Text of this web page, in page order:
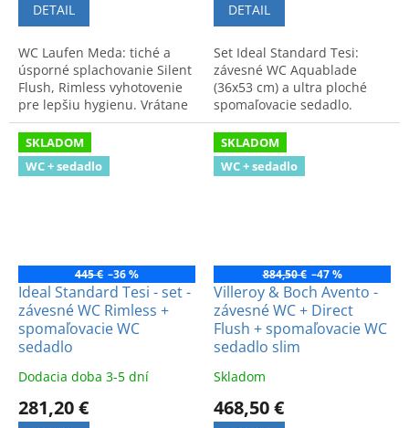
DETAIL
WC Laufen Meda: tiché a
úsporné splachovanie Silent
Flush, Rimless vyhotovenie
pre lepšiu hygienu. Vrátane
spomaľovacieho sedadla.
DETAIL
Set Ideal Standard Tesi:
závesné WC Aquablade
(36x53 cm) a ultra ploché
spomaľovacie sedadlo.
Moderný dizajn a
maximálna hygiena.
SKLADOM
WC + sedadlo
445 € –36 %
Ideal Standard Tesi - set -
závesné WC Rimless +
spomaľovacie WC
sedadlo
Dodacia doba 3-5 dní
281,20 €
SKLADOM
WC + sedadlo
884,50 € –47 %
Villeroy & Boch Avento -
závesné WC + Direct
Flush + spomaľovacie WC
sedadlo slim
Skladom
468,50 €